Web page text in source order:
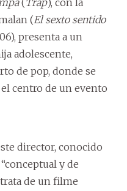
(El sexto sentido
presenta a un
adolescente,
de pop, donde se
centro de un evento
director, conocido
y de
de un filme